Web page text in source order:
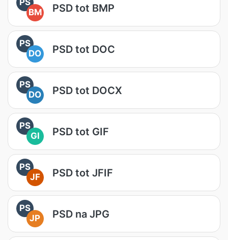
BM
PSD tot BMP
PS
DO
PSD tot DOC
PS
DO
PSD tot DOCX
PS
GI
PSD tot GIF
PS
JF
PSD tot JFIF
PS
JP
PSD na JPG